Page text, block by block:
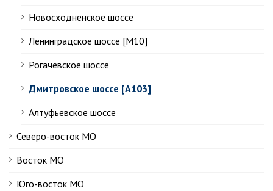
Новосходненское шоссе
Ленинградское шоссе [М10]
Рогачёвское шоссе
Дмитровское шоссе [А103]
Алтуфьевское шоссе
Северо-восток МО
Восток МО
Юго-восток МО